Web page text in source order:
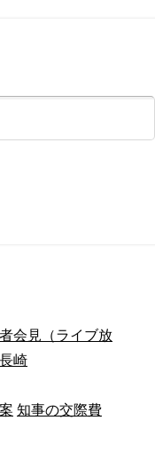
会見（ライブ放
崎
知事の交際費